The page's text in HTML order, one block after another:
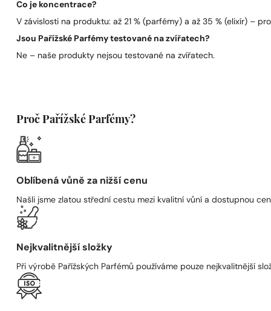
Co je koncentrace?
V závislosti na produktu: až 21 % (parfémy) a až 35 % (elixír) –
Jsou Pařížské Parfémy testované na zvířatech?
Ne – naše produkty nejsou testované na zvířatech.
Proč Pařížské Parfémy?
Oblíbená vůně za nižší cenu
Našli jsme zlatou střední cestu mezi kvalitní vůní a dostupnou
Nejkvalitnější složky
Při výrobě Pařížských Parfémů používáme pouze nejkvalitnější